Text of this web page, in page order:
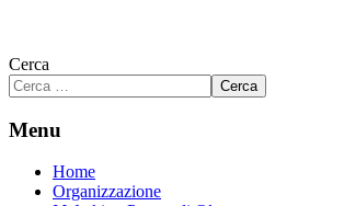
Cerca
Cerca
Menu
Home
Organizzazione